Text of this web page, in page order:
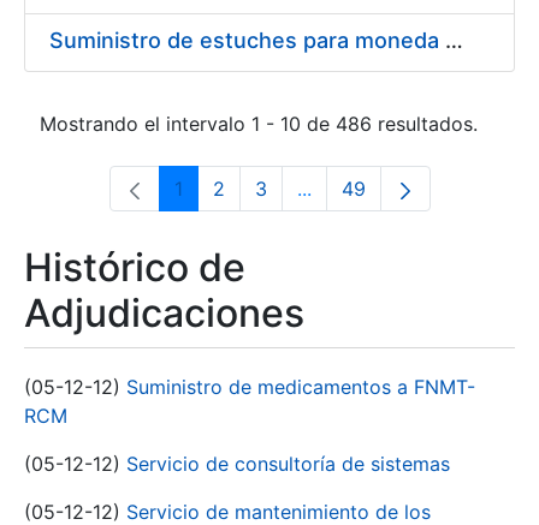
Suministro de estuches para moneda de 30 €
Mostrando el intervalo 1 - 10 de 486 resultados.
Página
1 Página
2 Página
3 ...Páginas intermedias Use
Página
49
Histórico de
Adjudicaciones
(05-12-12) Suministro de medicamentos a FNMT-
RCM
(05-12-12) Servicio de consultoría de sistemas
(05-12-12) Servicio de mantenimiento de los